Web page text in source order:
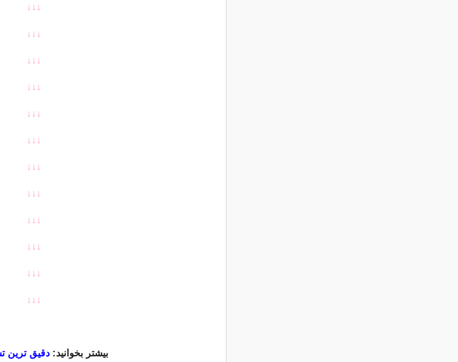
↓↓
↓
↓↓
↓
↓↓
↓
↓↓
↓
↓↓
↓
↓↓
↓
↓↓
↓
↓↓
↓
↓↓
↓
↓↓
↓
↓↓
↓
↓↓
↓
بیشتر بخوانید: دقیق